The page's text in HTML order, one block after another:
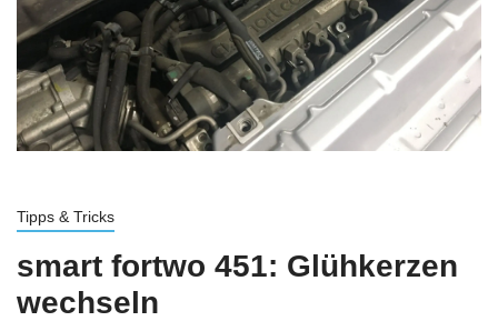
Tipps & Tricks
smart fortwo 451: Glühkerzen
wechseln